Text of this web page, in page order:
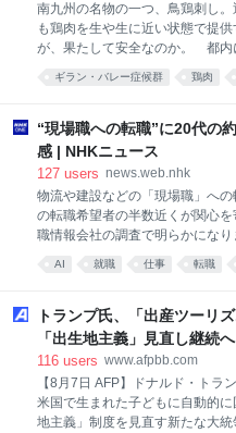
に通ってなくて赤いままだった
く前の検食で発覚したので実害は
てその場で謝罪、ただちに調理
設からは原因の究明と対応策を求
対応がなされないなら解約も考え
南九州の名物の一つ、鳥鶏刺し
も鶏肉を生や生に近い状態で提
が、果たして安全なのか。 都内
(67)は2023年12月27日朝、自宅
ギラン・バレー症候群 鶏肉
“現場職への転職”に20代の
感 | NHKニュース
127 users news.web.nhk
物流や建設などの「現場職」へ
の転職希望者の半数近くが関心
職情報会社の調査で明らかにな
スクワークなどの「事務職」がAI
AI 就職 仕事 転職
トランプ氏、「出産ツーリ
「出生地主義」見直し継続へ
116 users www.afpbb.com
【8月7日 AFP】ドナルド・トラ
米国で生まれた子どもに自動的
地主義」制度を見直す新たな大